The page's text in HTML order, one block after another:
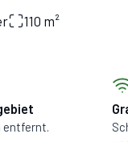
110 m²
entfernt.